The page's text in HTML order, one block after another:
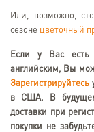
Или, возможно,
сезоне цветочный
Если у Вас есть
английским, Вы
Зарегистрируйтесь
в США. В будущем
доставки при
покупки не